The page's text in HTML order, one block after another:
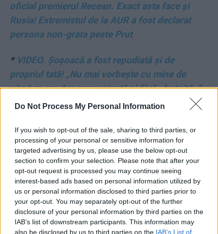
Do Not Process My Personal Information
If you wish to opt-out of the sale, sharing to third parties, or
processing of your personal or sensitive information for
targeted advertising by us, please use the below opt-out
section to confirm your selection. Please note that after your
opt-out request is processed you may continue seeing
interest-based ads based on personal information utilized by
us or personal information disclosed to third parties prior to
your opt-out. You may separately opt-out of the further
disclosure of your personal information by third parties on the
IAB’s list of downstream participants. This information may
also be disclosed by us to third parties on the IAB’s List of
oficial premierul Recean. Exact asta face și
Rusia! Extremistul de la AUR a fost declarat
persona non-grata peste Prut
* VIDEO. Șoșoacă a fost repudiată și de
propriul tată! „Nu mai vorbește cu mine de
când m-am dus nevaccinată și fără «botniță»”
- Advertisement -
TAGS ciolacu Ciuca Iohannis locuinta de protocol vila